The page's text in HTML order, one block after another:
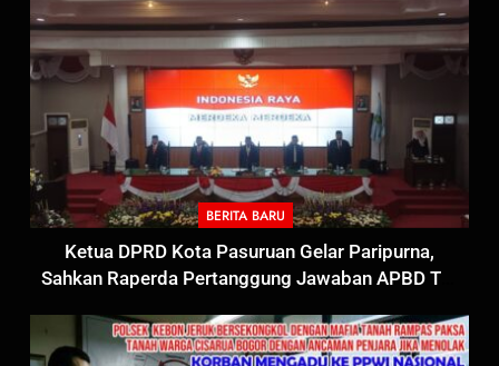
BERITA BARU
Ketua DPRD Kota Pasuruan Gelar Paripurna,
Sahkan Raperda Pertanggung Jawaban APBD TA.